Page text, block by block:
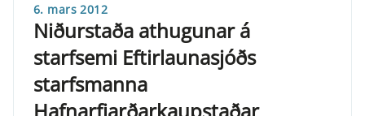
6. mars 2012
Niðurstaða athugunar á
starfsemi Eftirlaunasjóðs
starfsmanna
Hafnarfjarðarkaupstaðar